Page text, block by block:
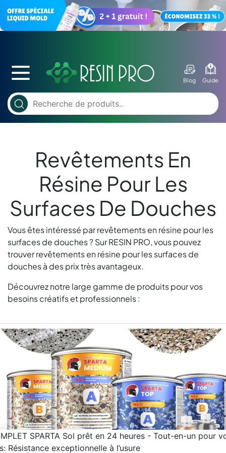
Blog Guide
Revêtements En
Résine Pour Les
Surfaces De Douches
Vous êtes intéressé par revêtements en résine pour les
surfaces de douches ? Sur RESIN PRO, vous pouvez
trouver revêtements en résine pour les surfaces de
douches à des prix très avantageux.
Découvrez notre large gamme de produits pour vos
besoins créatifs et professionnels :
SPARTA Sol prêt en 24 heures - Tout-en-un pour
Résistance exceptionnelle à l’usure